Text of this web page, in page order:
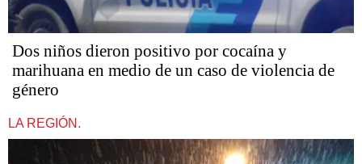
Dos niños dieron positivo por cocaína y
marihuana en medio de un caso de violencia de
género
LA REGIÓN.